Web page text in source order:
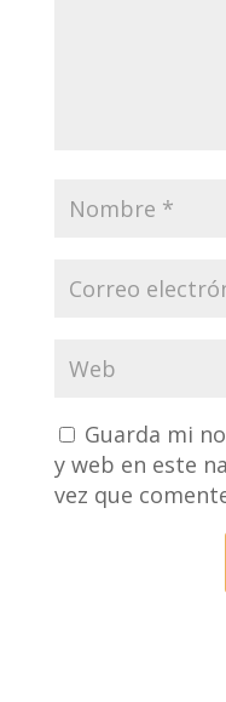
Guarda mi
y web en este
vez que